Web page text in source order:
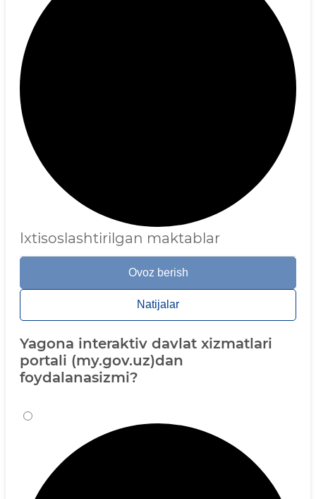
Ixtisoslashtirilgan maktablar
Ovoz berish
Natijalar
Yagona interaktiv davlat xizmatlari
portali (my.gov.uz)dan
foydalanasizmi?